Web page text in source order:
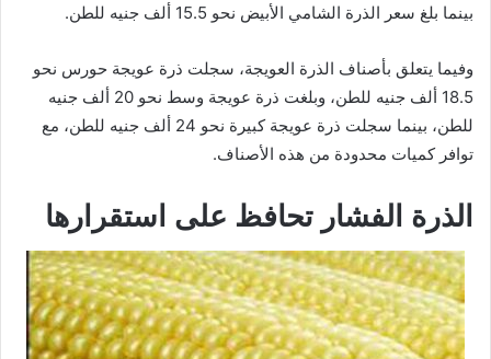
بينما بلغ سعر الذرة الشامي الأبيض نحو 15.5 ألف جنيه للطن.
وفيما يتعلق بأصناف الذرة العويجة، سجلت ذرة عويجة حورس نحو
18.5 ألف جنيه للطن، وبلغت ذرة عويجة وسط نحو 20 ألف جنيه
للطن، بينما سجلت ذرة عويجة كبيرة نحو 24 ألف جنيه للطن، مع
توافر كميات محدودة من هذه الأصناف.
الذرة الفشار تحافظ على استقرارها